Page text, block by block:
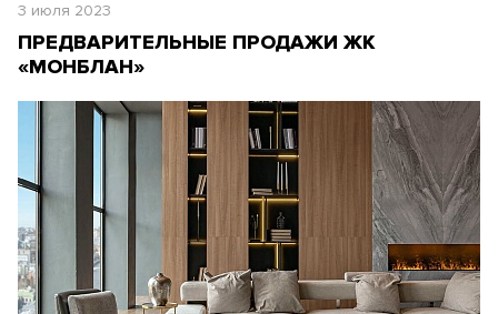
3 июля 2023
ПРЕДВАРИТЕЛЬНЫЕ ПРОДАЖИ ЖК
«МОНБЛАН»